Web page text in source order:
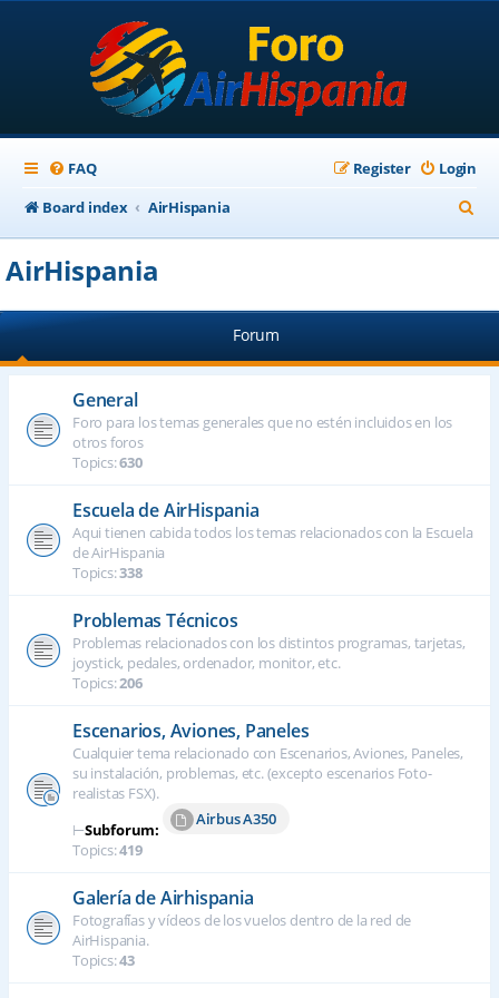
FAQ Login
Register
Board index
AirHispania
e
h
AirHispania
Forum
General
Foro para los temas generales que no estén incluidos en los
otros foros
Topics:630
Escuela de AirHispania
Aqui tienen cabida todos los temas relacionados con la Escuela
de AirHispania
Topics:338
Problemas Técnicos
Problemas relacionados con los distintos programas, tarjetas,
joystick, pedales, ordenador, monitor, etc.
Topics:206
Escenarios, Aviones, Paneles
Cualquier tema relacionado con Escenarios, Aviones, Paneles,
su instalación, problemas, etc. (excepto escenarios Foto-
realistas FSX).
⊢Subforum:
Airbus A350
Topics:419
Galería de Airhispania
Fotografías y vídeos de los vuelos dentro de la red de
AirHispania.
Topics:43